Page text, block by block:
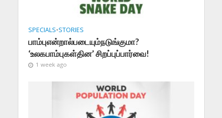
SPECIALS•STORIES
பாம்புஎன்றால்படையும்நடுங்குமா?
‘உலகபாம்புகள்தின’ சிறப்புப்பார்வை!
1 week ago